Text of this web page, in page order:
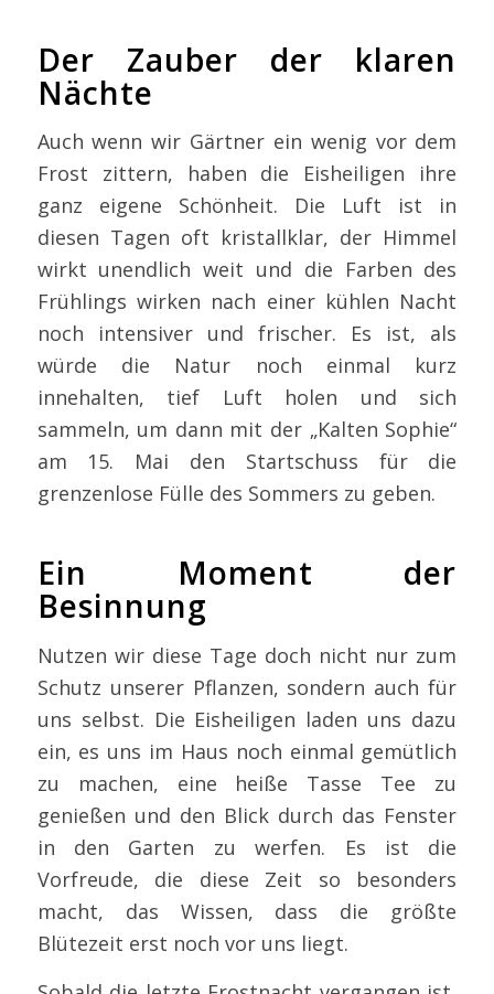
Der Zauber der klaren
Nächte
Auch wenn wir Gärtner ein wenig vor dem
Frost zittern, haben die Eisheiligen ihre
ganz eigene Schönheit. Die Luft ist in
diesen Tagen oft kristallklar, der Himmel
wirkt unendlich weit und die Farben des
Frühlings wirken nach einer kühlen Nacht
noch intensiver und frischer. Es ist, als
würde die Natur noch einmal kurz
innehalten, tief Luft holen und sich
sammeln, um dann mit der „Kalten Sophie“
am 15. Mai den Startschuss für die
grenzenlose Fülle des Sommers zu geben.
Ein Moment der
Besinnung
Nutzen wir diese Tage doch nicht nur zum
Schutz unserer Pflanzen, sondern auch für
uns selbst. Die Eisheiligen laden uns dazu
ein, es uns im Haus noch einmal gemütlich
zu machen, eine heiße Tasse Tee zu
genießen und den Blick durch das Fenster
in den Garten zu werfen. Es ist die
Vorfreude, die diese Zeit so besonders
macht, das Wissen, dass die größte
Blütezeit erst noch vor uns liegt.